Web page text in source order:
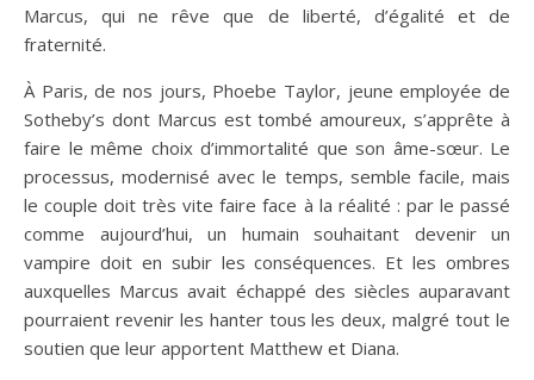
Marcus, qui ne rêve que de liberté, d’égalité et de
fraternité.
À Paris, de nos jours, Phoebe Taylor, jeune employée de
Sotheby’s dont Marcus est tombé amoureux, s’apprête à
faire le même choix d’immortalité que son âme-sœur. Le
processus, modernisé avec le temps, semble facile, mais
le couple doit très vite faire face à la réalité : par le passé
comme aujourd’hui, un humain souhaitant devenir un
vampire doit en subir les conséquences. Et les ombres
auxquelles Marcus avait échappé des siècles auparavant
pourraient revenir les hanter tous les deux, malgré tout le
soutien que leur apportent Matthew et Diana.